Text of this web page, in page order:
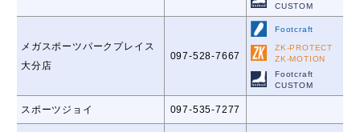
CUSTOM
メガスポーツパークプレイス
大分店
097-528-7667
Footcraft
ZK-PROTECT
ZK-MOTION
Footcraft
CUSTOM
スポーツジョイ 097-535-7277